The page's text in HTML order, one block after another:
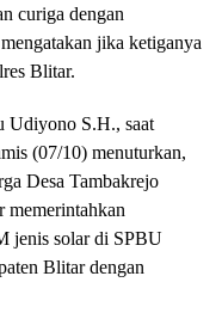
curiga dengan
jika ketiganya
Blitar.
Udiyono S.H., saat
(07/10) menuturkan,
Desa Tambakrejo
memerintahkan
jenis solar di SPBU
Blitar dengan